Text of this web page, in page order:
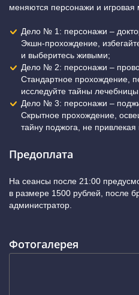
меняются персонажи и игровая
Дело № 1: персонажи –
Экшн-прохождение,
и выберитесь живыми;
Дело № 2: персонажи –
Стандартное прохождение,
исследуйте тайны
Дело № 3: персонажи –
Скрытное прохождение,
тайну поджога, не привлекая
Предоплата
На сеансы после 21:00
в размере 1500 рублей, после
администратор.
Фотогалерея